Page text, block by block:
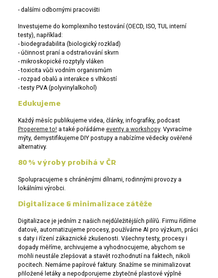
- dalšími odbornými pracovišti
Investujeme do komplexního testování (OECD, ISO, TUL interní
testy), například:
- biodegradabilita (biologický rozklad)
- účinnost praní a odstraňování skvrn
- mikroskopické rozptyly vláken
- toxicita vůči vodním organismům
- rozpad obalů a interakce s vlhkostí
- testy PVA (polyvinylalkohol)
Edukujeme
Každý měsíc publikujeme videa, články, infografiky, podcast
Propereme to!a také pořádáme eventy a workshopy. Vyvracíme
mýty, demystifikujeme DIY postupy a nabízíme vědecky ověřené
alternativy.
80 % výroby probíhá v ČR
Spolupracujeme s chráněnými dílnami, rodinnými provozy a
lokálními výrobci.
Digitalizace & minimalizace zátěže
Digitalizace je jedním z našich nejdůležitějších pilířů. Firmu řídíme
datově, automatizujeme procesy, používáme AI pro výzkum, práci
s daty i řízení zákaznické zkušenosti. Všechny testy, procesy i
dopady měříme, archivujeme a vyhodnocujeme, abychom se
mohli neustále zlepšovat a stavět rozhodnutí na faktech, nikoli
pocitech. Nemáme papírové faktury. Snažíme se minimalizovat
přiložené letáky a nepodporujeme zbytečné plastové výplně